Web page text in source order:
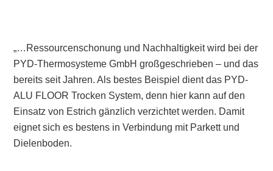
„…Ressourcenschonung und Nachhaltigkeit wird bei der
PYD-Thermosysteme GmbH großgeschrieben – und das
bereits seit Jahren. Als bestes Beispiel dient das PYD-
ALU FLOOR Trocken System, denn hier kann auf den
Einsatz von Estrich gänzlich verzichtet werden. Damit
eignet sich es bestens in Verbindung mit Parkett und
Dielenboden.